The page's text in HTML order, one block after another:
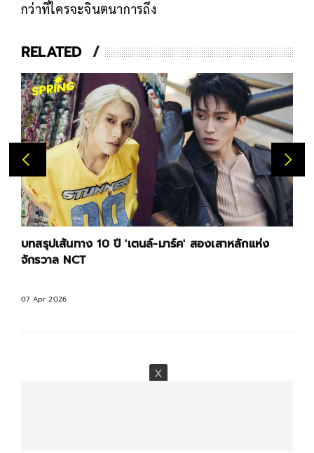
กว่าที่ใครจะจินตนาการถึง
RELATED
บทสรุปเส้นทาง 10 ปี 'เตนล์-มาร์ค' สองเสาหลักแห่ง
จักรวาล NCT
07 Apr 2026